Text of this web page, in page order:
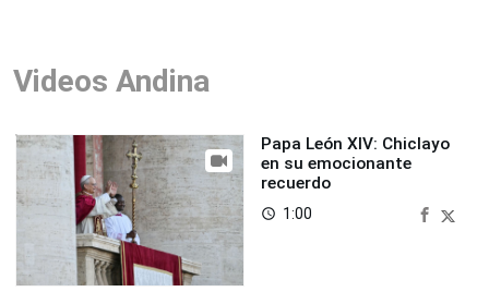
Videos Andina
Papa León XIV: Chiclayo
en su emocionante
recuerdo
access_time 1:00